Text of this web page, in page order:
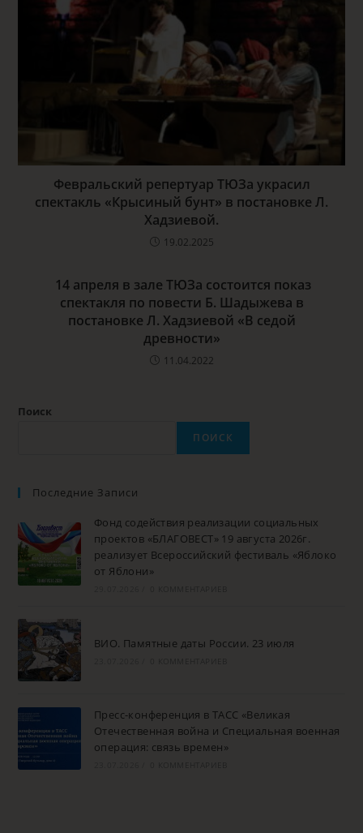
Февральский репертуар ТЮЗа украсил
спектакль «Крысиный бунт» в постановке Л.
Хадзиевой.
19.02.2025
14 апреля в зале ТЮЗа состоится показ
спектакля по повести Б. Шадыжева в
постановке Л. Хадзиевой «В седой
древности»
11.04.2022
Поиск
ПОИСК
Последние Записи
Фонд содействия реализации социальных
проектов «БЛАГОВЕСТ» 19 августа 2026г.
реализует Всероссийский фестиваль «Яблоко
от Яблони»
ВИО. Памятные даты России. 23 июля
Пресс-конференция в ТАСС «Великая
Отечественная война и Специальная военная
операция: связь времен»